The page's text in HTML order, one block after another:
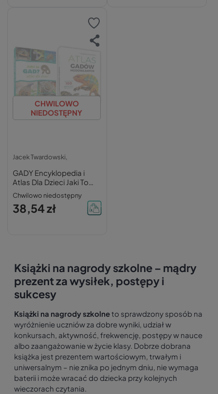
CHWILOWO
NIEDOSTĘPNY
Jacek Twardowski,
GADY Encyklopedia i
Atlas Dla Dzieci Jaki To
Gad? SBM
Chwilowo niedostępny
38,54 zł
Książki na nagrody szkolne – mądry
prezent za wysiłek, postępy i
sukcesy
Książki na nagrody szkolneto sprawdzony sposób na
wyróżnienie uczniów za dobre wyniki, udział w
konkursach, aktywność, frekwencję, postępy w nauce
albo zaangażowanie w życie klasy. Dobrze dobrana
książka jest prezentem wartościowym, trwałym i
uniwersalnym – nie znika po jednym dniu, nie wymaga
baterii i może wracać do dziecka przy kolejnych
wieczorach czytania.